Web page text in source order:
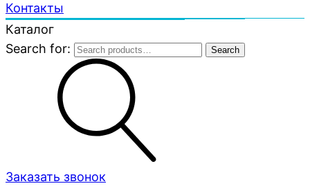
Контакты
Каталог
Search for:
Search
Заказать звонок